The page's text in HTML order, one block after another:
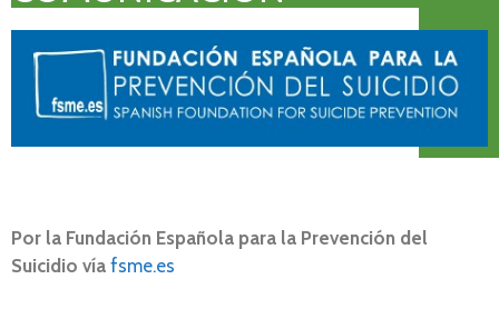
Por la Fundación Española para la Prevención del
Suicidio vía fsme.es